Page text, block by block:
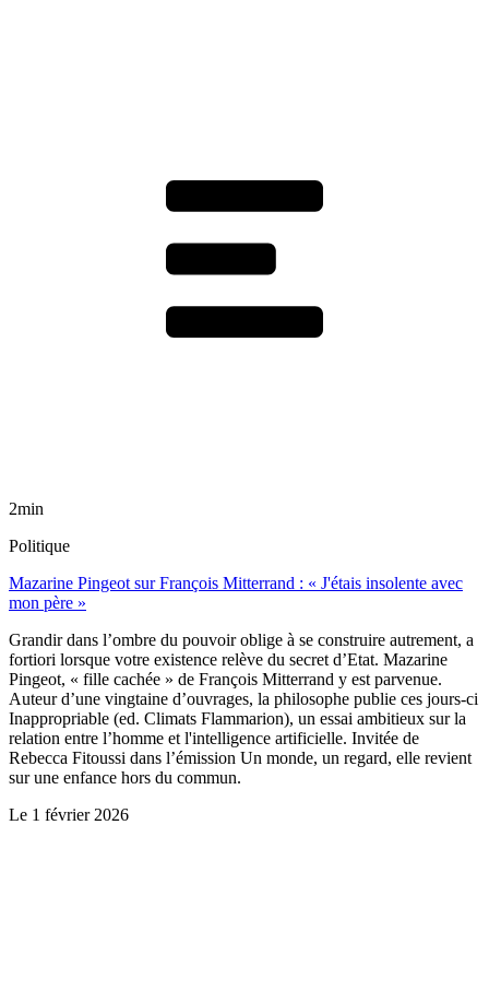
2min
Politique
Mazarine Pingeot sur François Mitterrand : « J'étais insolente avec
mon père »
Grandir dans l’ombre du pouvoir oblige à se construire autrement, a
fortiori lorsque votre existence relève du secret d’Etat. Mazarine
Pingeot, « fille cachée » de François Mitterrand y est parvenue.
Auteur d’une vingtaine d’ouvrages, la philosophe publie ces jours-ci
Inappropriable (ed. Climats Flammarion), un essai ambitieux sur la
relation entre l’homme et l'intelligence artificielle. Invitée de
Rebecca Fitoussi dans l’émission Un monde, un regard, elle revient
sur une enfance hors du commun.
Le 1 février 2026